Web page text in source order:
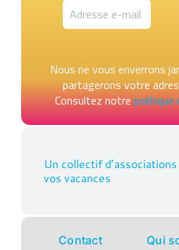
Nous ne vous enverrons
partagerons votre
Consultez notrepolitique
Un collectif
vos vacances
Contact Qui